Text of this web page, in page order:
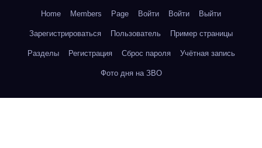
Home Members Page Войти Войти Выйти
Зарегистрироваться Пользователь Пример страницы
Разделы Регистрация Сброс пароля Учётная запись
Фото дня на ЗВО